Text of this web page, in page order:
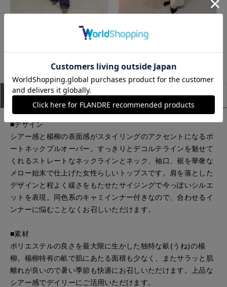
アイテム説明 サイズ詳細 購入レビュー
■デザイン
シアー感と楊柳の表面感がスタイリングのアクセントになるボ
ートネックプルオーバー。すっきりとデコルテラインを魅せて
くれるストレートなネックラインとネック、袖口、裾を華奢な
メロー始末で仕上げた女性らしいトップスです。肩を落とした
デザインと程よく緩さをもたせたサイジングで今っぽいシルエ
ットを表現。同色系のキャミインナー付きなので、合わせるイ
ンナーに悩むことなくお召しいただけます。
■素材
ポリエステルの良さを最大限に生かした独特な畝(うね)の楊
柳。楊柳特有の畝で肌にあたる面積も少なく、またサラッと肌
離れが良いので暑い季節も快適にお召しいただけます。上品な
シアー感でデイリーにご活用いただけます。